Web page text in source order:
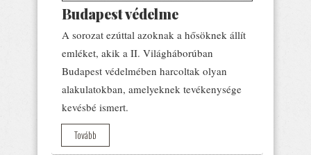
Budapest védelme
A sorozat ezúttal azoknak a hősöknek állít
emléket, akik a II. Világháborúban
Budapest védelmében harcoltak olyan
alakulatokban, amelyeknek tevékenysége
kevésbé ismert.
Tovább